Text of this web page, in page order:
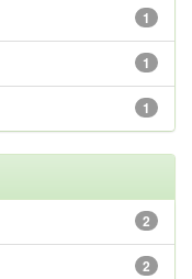
1
1
1
2
2